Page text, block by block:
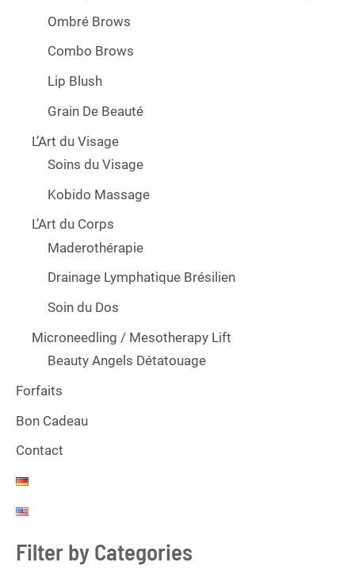
Ombré Brows
Combo Brows
Lip Blush
Grain De Beauté
L’Art du Visage
Soins du Visage
Kobido Massage
L’Art du Corps
Maderothérapie
Drainage Lymphatique Brésilien
Soin du Dos
Microneedling / Mesotherapy Lift
Beauty Angels Détatouage
Forfaits
Bon Cadeau
Contact
Filter by Categories